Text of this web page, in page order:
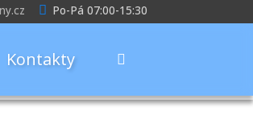
Po-Pá 07:00-15:30
Kontakty